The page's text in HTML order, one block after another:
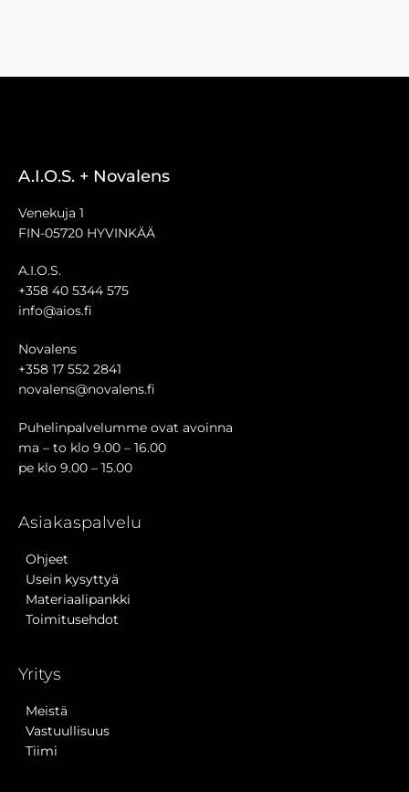
A.I.O.S. + Novalens
Venekuja 1
FIN-05720 HYVINKÄÄ
A.I.O.S.
+358 40 5344 575
info@aios.fi
Novalens
+358 17 552 2841
novalens@novalens.fi
Puhelinpalvelumme ovat avoinna
ma – to klo 9.00 – 16.00
pe klo 9.00 – 15.00
Asiakaspalvelu
Ohjeet
Usein kysyttyä
Materiaalipankki
Toimitusehdot
Yritys
Meistä
Vastuullisuus
Tiimi